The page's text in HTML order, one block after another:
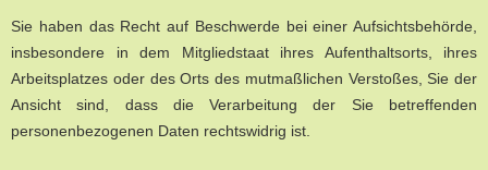
Sie haben das Recht auf Beschwerde bei einer Aufsichtsbehörde,
insbesondere in dem Mitgliedstaat ihres Aufenthaltsorts, ihres
Arbeitsplatzes oder des Orts des mutmaßlichen Verstoßes, Sie der
Ansicht sind, dass die Verarbeitung der Sie betreffenden
personenbezogenen Daten rechtswidrig ist.